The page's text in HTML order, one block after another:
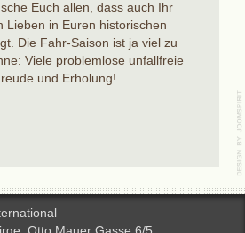
Euch allen, dass auch Ihr
Lieben in Euren historischen
Die Fahr-Saison ist ja viel zu
Viele problemlose unfallfreie
und Erholung!